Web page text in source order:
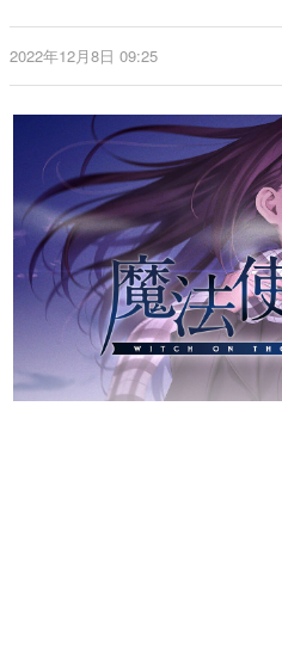
ゲーム世代の作家
ゲームに多大な影響を
画です。
日本モバイルゲー
日本のモバイルゲーム
ルを網羅するほか、開
解説を掲載。約20年
若ゲのいたり〜ゲ
『うつヌケ』『ペンと
一先生によるゲーム業
なんでゲームは面
ゲーム開発者・
具体的な形から解き明
2022年12月8日 09:25